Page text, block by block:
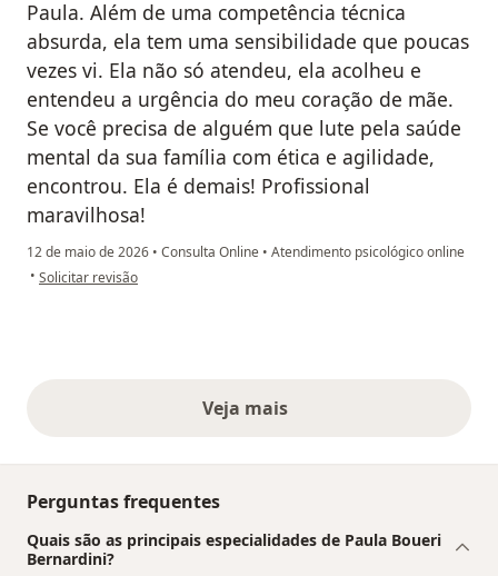
Paula. Além de uma competência técnica
absurda, ela tem uma sensibilidade que poucas
vezes vi. Ela não só atendeu, ela acolheu e
entendeu a urgência do meu coração de mãe.
Se você precisa de alguém que lute pela saúde
mental da sua família com ética e agilidade,
encontrou. Ela é demais! Profissional
maravilhosa!
12 de maio de 2026 • Consulta Online • Atendimento psicológico online
• na opinião do utilizador Amanda Zanella
Solicitar revisão
Veja maisopiniões acima
Perguntas frequentes
Quais são as principais especialidades de Paula Boueri
Bernardini?